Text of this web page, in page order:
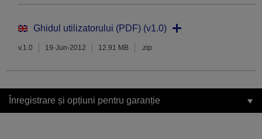
Ghidul utilizatorului (PDF) (v1.0)
v.1.0 19-Jun-2012 12.91 MB .zip
Înregistrare și opțiuni pentru garanție